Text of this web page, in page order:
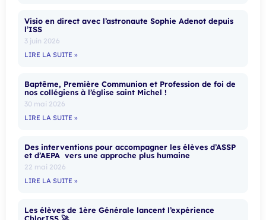
Visio en direct avec l’astronaute Sophie Adenot depuis
l’ISS
3 juin 2026
LIRE LA SUITE »
Baptême, Première Communion et Profession de foi de
nos collégiens à l’église saint Michel !
30 mai 2026
LIRE LA SUITE »
Des interventions pour accompagner les élèves d’ASSP
et d’AEPA vers une approche plus humaine
22 mai 2026
LIRE LA SUITE »
Les élèves de 1ère Générale lancent l’expérience
ChlorISS 🚀